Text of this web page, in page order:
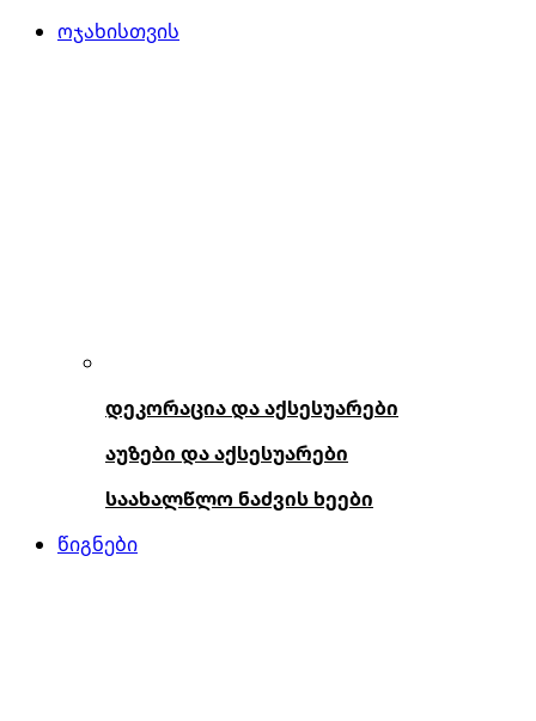
ოჯახისთვის
დეკორაცია და აქსესუარები
აუზები და აქსესუარები
საახალწლო ნაძვის ხეები
წიგნები